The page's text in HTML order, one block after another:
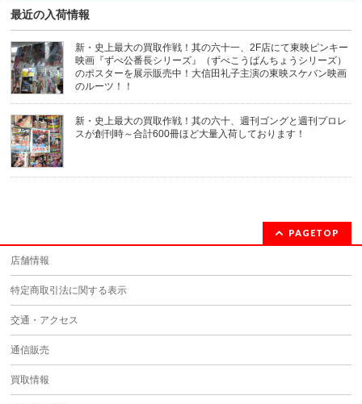
き
ま
す)
最近の入荷情報
新・史上最大の買取作戦！其の六十一、2F店にて東映ピンキー
映画『ずべ公番長シリーズ』（ずべこうばんちょうシリーズ）
のポスターを展示販売中！大信田礼子主演の東映スケバン映画
のルーツ！！
新・史上最大の買取作戦！其の六十、週刊ゴングと週刊プロレ
スが創刊時～合計600冊ほど大量入荷しております！
PAGETOP
店舗情報
特定商取引法に関する表示
交通・アクセス
通信販売
買取情報